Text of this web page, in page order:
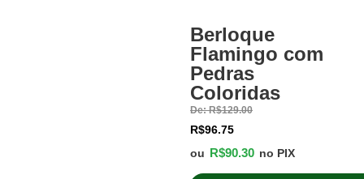
Berloque
Flamingo com
Pedras
Coloridas
De:R$129.00
R$96.75
ou R$90.30 no PIX